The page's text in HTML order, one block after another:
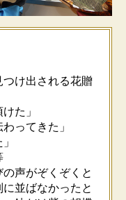
け出される花贈
た」
ってきた」
声がぞくぞくと
並ばなかったと